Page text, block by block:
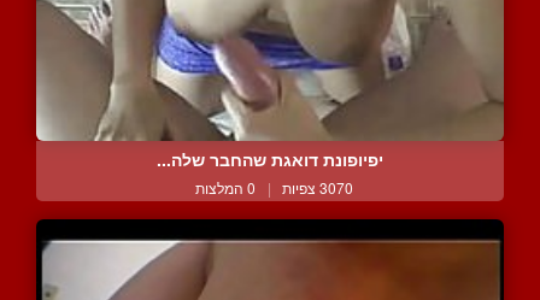
יפיופונת דואגת שהחבר שלה...
3070 צפיות | 0 המלצות